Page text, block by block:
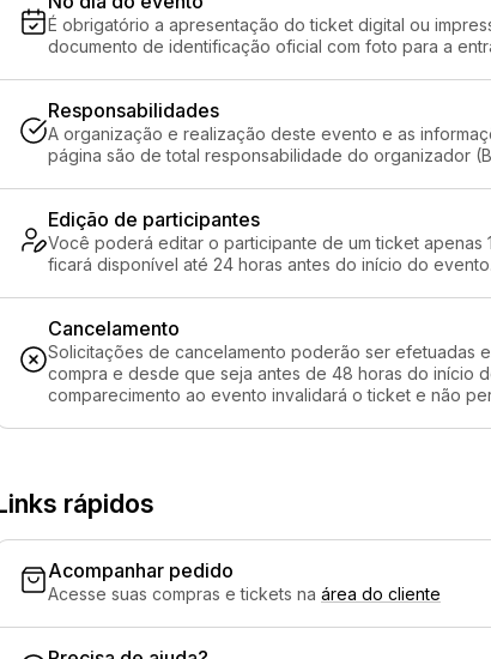
É obrigatório a apresentação do ticket digital ou
documento de identificação oficial com foto para a
Responsabilidades
A organização e realização deste evento e as
página são de total responsabilidade do organizador
Edição de participantes
Você poderá editar o participante de um ticket apenas
ficará disponível até 24 horas antes do início do evento.
Cancelamento
Solicitações de cancelamento poderão ser efetuadas
compra e desde que seja antes de 48 horas do início
comparecimento ao evento invalidará o ticket e não
rápidos
Acompanhar pedido
Acesse suas compras e tickets na área do cliente